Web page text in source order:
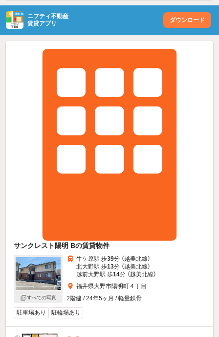
ニフティ不動産
賃貸アプリ
ダウンロード
サンクレスト陽明 Bの賃貸物件
すべての写真
牛ケ原駅 歩39分 （越美北線）
北大野駅 歩13分 （越美北線）
越前大野駅 歩14分 （越美北線）
福井県大野市陽明町４丁目
2階建 / 24年5ヶ月 / 軽量鉄骨
駐車場あり 駐輪場あり